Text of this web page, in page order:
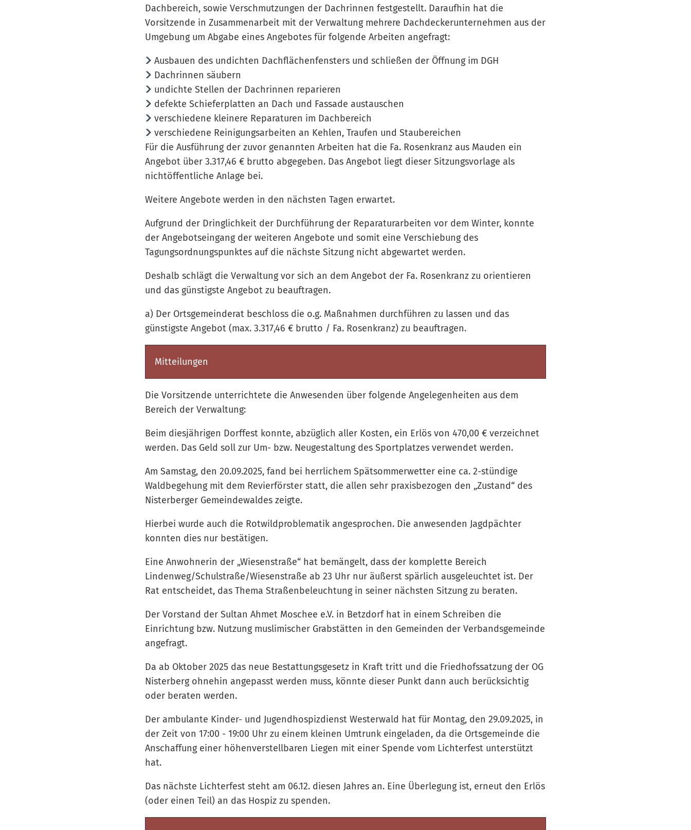
Dachbereich, sowie Verschmutzungen der Dachrinnen festgestellt. Daraufhin hat die
Vorsitzende in Zusammenarbeit mit der Verwaltung mehrere Dachdeckerunternehmen aus der
Umgebung um Abgabe eines Angebotes für folgende Arbeiten angefragt:
Ausbauen des undichten Dachflächenfensters und schließen der Öffnung im DGH
Dachrinnen säubern
undichte Stellen der Dachrinnen reparieren
defekte Schieferplatten an Dach und Fassade austauschen
verschiedene kleinere Reparaturen im Dachbereich
verschiedene Reinigungsarbeiten an Kehlen, Traufen und Staubereichen
Für die Ausführung der zuvor genannten Arbeiten hat die Fa. Rosenkranz aus Mauden ein
Angebot über 3.317,46 € brutto abgegeben. Das Angebot liegt dieser Sitzungsvorlage als
nichtöffentliche Anlage bei.
Weitere Angebote werden in den nächsten Tagen erwartet.
Aufgrund der Dringlichkeit der Durchführung der Reparaturarbeiten vor dem Winter, konnte
der Angebotseingang der weiteren Angebote und somit eine Verschiebung des
Tagungsordnungspunktes auf die nächste Sitzung nicht abgewartet werden.
Deshalb schlägt die Verwaltung vor sich an dem Angebot der Fa. Rosenkranz zu orientieren
und das günstigste Angebot zu beauftragen.
a) Der Ortsgemeinderat beschloss die o.g. Maßnahmen durchführen zu lassen und das
günstigste Angebot (max. 3.317,46 € brutto / Fa. Rosenkranz) zu beauftragen.
Mitteilungen
Die Vorsitzende unterrichtete die Anwesenden über folgende Angelegenheiten aus dem
Bereich der Verwaltung:
Beim diesjährigen Dorffest konnte, abzüglich aller Kosten, ein Erlös von 470,00 € verzeichnet
werden. Das Geld soll zur Um- bzw. Neugestaltung des Sportplatzes verwendet werden.
Am Samstag, den 20.09.2025, fand bei herrlichem Spätsommerwetter eine ca. 2-stündige
Waldbegehung mit dem Revierförster statt, die allen sehr praxisbezogen den „Zustand“ des
Nisterberger Gemeindewaldes zeigte.
Hierbei wurde auch die Rotwildproblematik angesprochen. Die anwesenden Jagdpächter
konnten dies nur bestätigen.
Eine Anwohnerin der „Wiesenstraße“ hat bemängelt, dass der komplette Bereich
Lindenweg/Schulstraße/Wiesenstraße ab 23 Uhr nur äußerst spärlich ausgeleuchtet ist. Der
Rat entscheidet, das Thema Straßenbeleuchtung in seiner nächsten Sitzung zu beraten.
Der Vorstand der Sultan Ahmet Moschee e.V. in Betzdorf hat in einem Schreiben die
Einrichtung bzw. Nutzung muslimischer Grabstätten in den Gemeinden der Verbandsgemeinde
angefragt.
Da ab Oktober 2025 das neue Bestattungsgesetz in Kraft tritt und die Friedhofssatzung der OG
Nisterberg ohnehin angepasst werden muss, könnte dieser Punkt dann auch berücksichtig
oder beraten werden.
Der ambulante Kinder- und Jugendhospizdienst Westerwald hat für Montag, den 29.09.2025, in
der Zeit von 17:00 - 19:00 Uhr zu einem kleinen Umtrunk eingeladen, da die Ortsgemeinde die
Anschaffung einer höhenverstellbaren Liegen mit einer Spende vom Lichterfest unterstützt
hat.
Das nächste Lichterfest steht am 06.12. diesen Jahres an. Eine Überlegung ist, erneut den Erlös
(oder einen Teil) an das Hospiz zu spenden.